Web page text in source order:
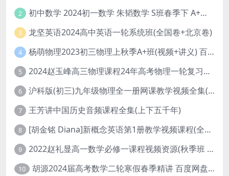
2 初中数学 2024初一数学 朱韬数学 S班春季下 A+班春季下 百度云网盘
3 龙坚英语2024高中英语一轮系统班(全国卷+北京卷)
4 杨萌物理2023初三物理上秋季A+班(视频+讲义) 百度网盘分享
5 2024赵玉峰高三物理课程24年高考物理一轮复习网课教程
6 沪科版(初三)九年级物理全一册网课教学视频全集(录播版 杜春雨 66讲)
7 王芳讲中国历史音频课程全集(上下五千年)
8 [胡金铭 Diana]新概念英语第1册教学视频课程(全集 百度网盘下载)
9 2022赵礼显高一数学必修一课程视频资源(秋季班 含讲义)百度网盘云
10 胡源2024届高考数学二轮寒假春季精讲 百度网盘分享